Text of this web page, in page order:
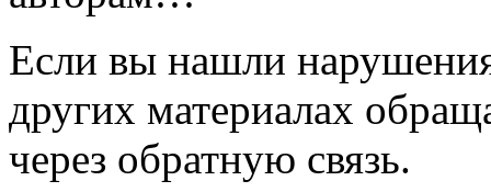
Если вы нашли
других материалах
через обратную связь.